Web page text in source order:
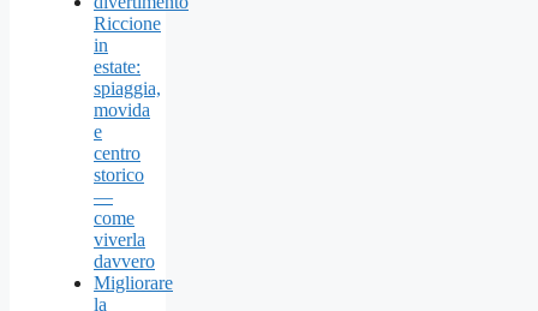
Riccione
in
estate:
spiaggia,
movida
e
centro
storico
—
come
viverla
davvero
Migliorare
la